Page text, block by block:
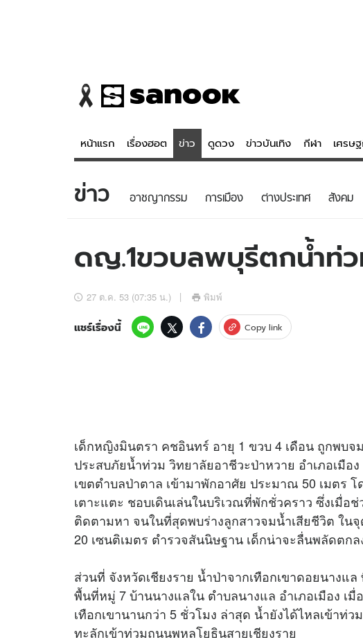
หน้าแรก เรื่องฮอต ข่าว ดูดวง ข่าวบันเทิง กีฬา เศรษ
ข่าว
ข่าวบันเทิง
อัปเดตจีน
ดูดวง - ตรวจหวย
สถิติหวยไทย
ดาวน์โหลดสนุกแอปฟรี ติดตามสนุกโซเชียลได้ที่
สงวนลิขสิทธิ์ © บริษัท อิมเมจ ฟิวเจอร์ (ประเทศไทย) จำกัด
ข่าว อาชญากรรม การเมือง ต่างประเทศ สังคม
ดญ.1ขวบลพบุรีตกน้ำท่ว
27 ต.ค. 53 (07:35 น.) พิมพ์
แชร์เรื่องนี้ Copy link
เด็กหญิงมินตรา คชอินทร์ อายุ 1 ขวบ 4 เดือน ถูกพบจ
ประสบภัยน้ำท่วม วิทยาลัยอาชีวะป่าหวาย อำเภอเมือ
เขตตำบลป่าตาล เข้ามาพักอาศัย ประมาณ 50 เมตร
เตาะแตะ ชอบเดินเล่นในบริเวณที่พักชั่วคราว ซึ่งเมื่อ
ติดตามหา จนในที่สุดพบร่างลูกสาวจมน้ำเสียชีวิต ใน
20 เซนติเมตร ตำรวจสันนิษฐาน เด็กน่าจะลื่นพลัดตก
ส่วนที่ จังหวัดเชียงราย น้ำป่าจากเทือกเขาดอยนางแ
พื้นที่หมู่ 7 บ้านนางแลใน ตำบลนางแล อำเภอเมือง เ
เทือกเขานานกว่า 5 ชั่วโมง ล่าสุด น้ำยังได้ไหลเข้าท่
ทะลักเข้าท่วมถนนพหลโยธินสายเชียงราย